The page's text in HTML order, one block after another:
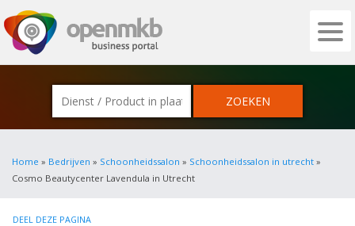
OPENMKB - DE ZAKELIJKE PORTAL
Home » Bedrijven » Schoonheidssalon » Schoonheidssalon in utrecht »
Cosmo Beautycenter Lavendula in Utrecht
DEEL DEZE PAGINA